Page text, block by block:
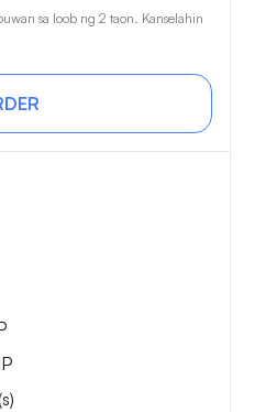
sa loob ng 2 taon. Kanselahin